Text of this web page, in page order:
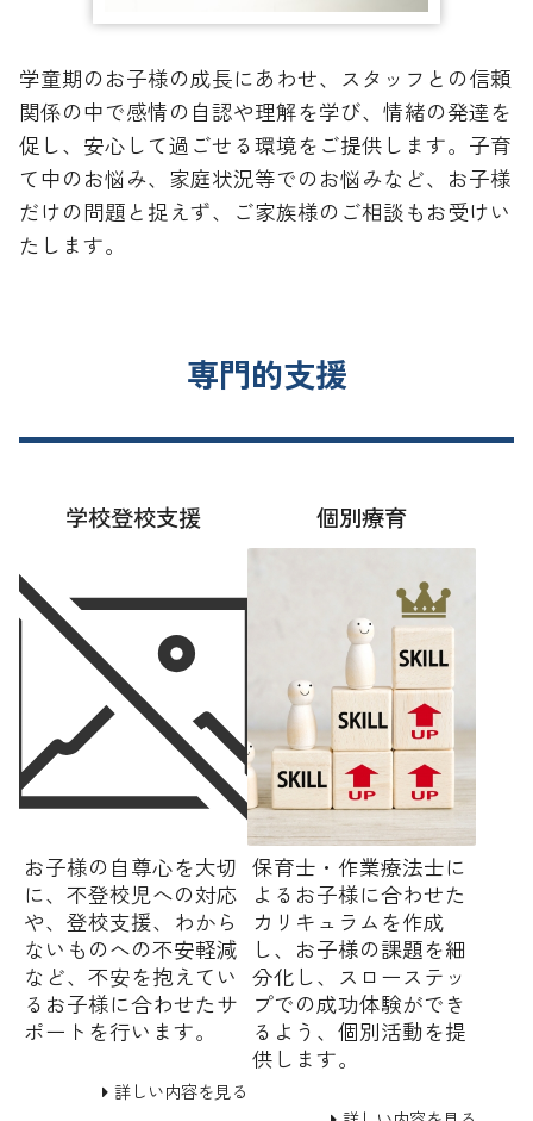
学童期のお子様の成長にあわせ、スタッフとの信頼
関係の中で感情の自認や理解を学び、情緒の発達を
促し、安心して過ごせる環境をご提供します。子育
て中のお悩み、家庭状況等でのお悩みなど、お子様
だけの問題と捉えず、ご家族様のご相談もお受けい
たします。
専門的支援
学校登校支援
お子様の自尊心を大切
に、不登校児への対応
や、登校支援、わから
ないものへの不安軽減
など、不安を抱えてい
るお子様に合わせたサ
ポートを行います。
詳しい内容を見る
個別療育
保育士・作業療法士に
よるお子様に合わせた
カリキュラムを作成
し、お子様の課題を細
分化し、スローステッ
プでの成功体験ができ
るよう、個別活動を提
供します。